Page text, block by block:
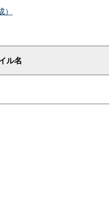
ル名